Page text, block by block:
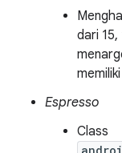
dari
Espresso
Class